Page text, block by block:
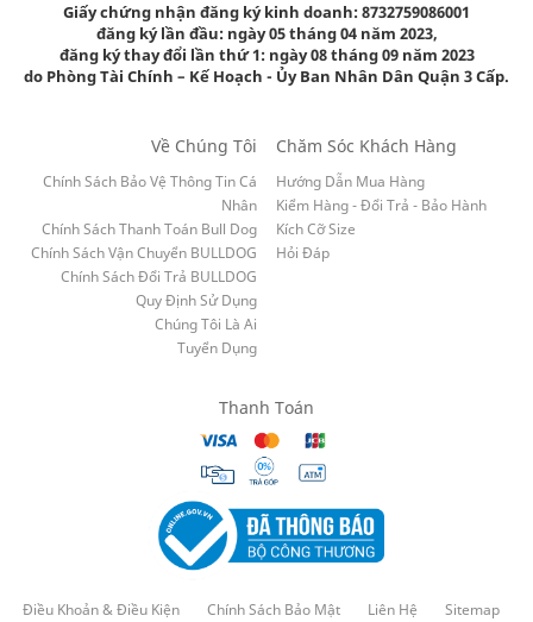
Giấy chứng nhận đăng ký kinh doanh: 8732759086001
đăng ký lần đầu: ngày 05 tháng 04 năm 2023,
đăng ký thay đổi lần thứ 1: ngày 08 tháng 09 năm 2023
do Phòng Tài Chính – Kế Hoạch - Ủy Ban Nhân Dân Quận 3 Cấp.
Về Chúng Tôi
Chính Sách Bảo Vệ Thông Tin Cá
Nhân
Chính Sách Thanh Toán Bull Dog
Chính Sách Vận Chuyển BULLDOG
Chính Sách Đổi Trả BULLDOG
Quy Định Sử Dụng
Chúng Tôi Là Ai
Tuyển Dụng
Chăm Sóc Khách Hàng
Hướng Dẫn Mua Hàng
Kiểm Hàng - Đổi Trả - Bảo Hành
Kích Cỡ Size
Hỏi Đáp
Thanh Toán
Điều Khoản & Điều Kiện Chính Sách Bảo Mật Liên Hệ
Sitemap